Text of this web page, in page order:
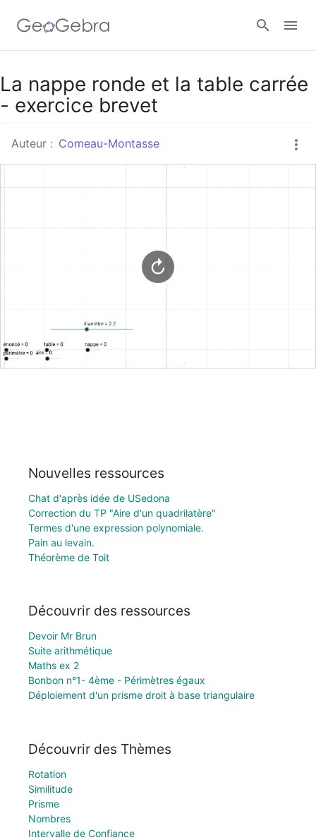
Se connecter
La nappe ronde et la table carrée
- exercice brevet
Auteur : Comeau-Montasse
Nouvelles ressources
Chat d'après idée de USedona
Correction du TP "Aire d'un quadrilatère"
Termes d'une expression polynomiale.
Pain au levain.
Théorème de Toit
Découvrir des ressources
Devoir Mr Brun
Suite arithmétique
Maths ex 2
Bonbon n°1- 4ème - Périmètres égaux
Déploiement d'un prisme droit à base triangulaire
Découvrir des Thèmes
Rotation
Similitude
Prisme
Nombres
Intervalle de Confiance